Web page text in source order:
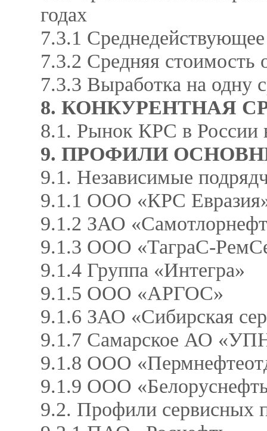
годах
7.3.1
7.3.2 Средняя
7.3.3 Выработка на одну
8. КОНКУРЕНТНАЯ
8.1. Рынок КРС в России
9. ПРОФИЛИ
9.1. Независимые
9.1.1 ООО «КРС
9.1.2 ЗАО
9.1.3 ООО «ТаграС-
9.1.4 Группа «Интегра»
9.1.5 ООО «АРГОС»
9.1.6 ЗАО «Сибирская
9.1.7 Самарское АО
9.1.8 ООО
9.1.9 ООО
9.2. Профили